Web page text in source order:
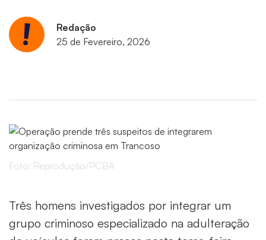
Redação
25 de Fevereiro, 2026
Foto: Reprodução/PCBA
Três homens investigados por integrar um
grupo criminoso especializado na adulteração